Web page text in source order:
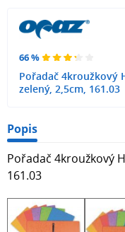
66 %
Pořadač 4kroužkový
zelený, 2,5cm, 161.03
Popis
Pořadač 4kroužkový
161.03